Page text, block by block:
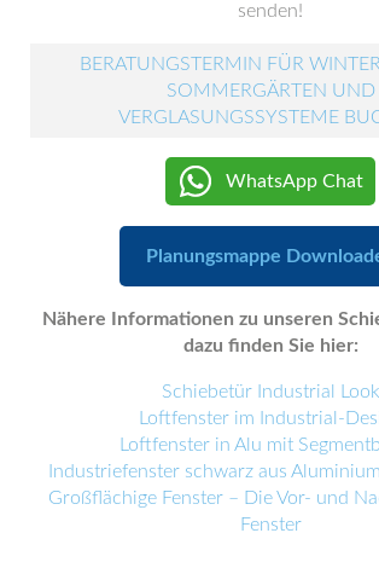
senden!
BERATUNGSTERMIN FÜR
SOMMERGÄRTEN UND
VERGLASUNGSSYSTEME
WhatsApp Chat
Planungsmappe
Nähere Informationen zu unseren
dazu finden Sie hier:
Schiebetür Industrial Look
Loftfenster im Industrial-
Loftfenster in Alu mit
Industriefenster schwarz aus
Großflächige Fenster – Die Vor- und
Fenster